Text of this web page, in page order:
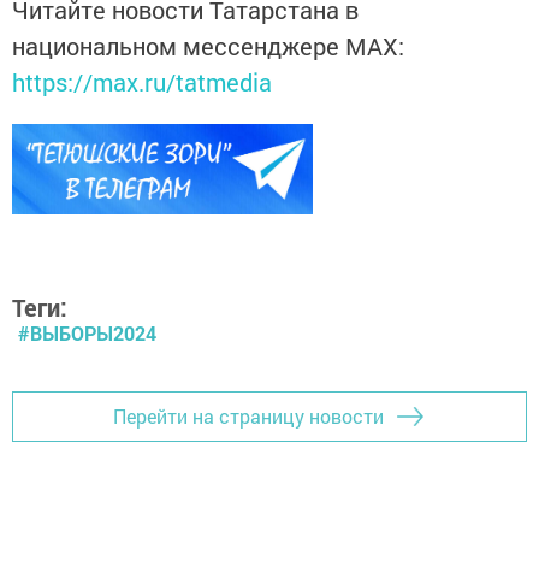
Читайте новости Татарстана в
национальном мессенджере MАХ:
https://max.ru/tatmedia
Теги:
#ВЫБОРЫ2024
Перейти на страницу новости